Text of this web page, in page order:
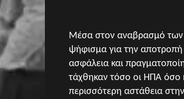
Μέσα στον αναβρασμό
ψήφισμα για την αποτροπή
ασφάλεια και
τάχθηκαν τόσο οι ΗΠΑ όσο
περισσότερη αστάθεια